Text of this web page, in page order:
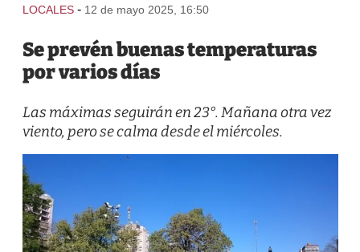
LOCALES - 12 de mayo 2025, 16:50
Se prevén buenas temperaturas
por varios días
Las máximas seguirán en 23°. Mañana otra vez
viento, pero se calma desde el miércoles.